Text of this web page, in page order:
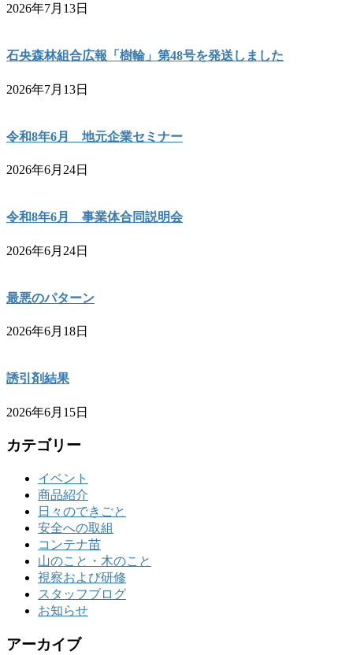
2026年7月13日
石央森林組合広報「樹輪」第48号を発送しました
2026年7月13日
令和8年6月 地元企業セミナー
2026年6月24日
令和8年6月 事業体合同説明会
2026年6月24日
最悪のパターン
2026年6月18日
誘引剤結果
2026年6月15日
カテゴリー
イベント
商品紹介
日々のできごと
安全への取組
コンテナ苗
山のこと・木のこと
視察および研修
スタッフブログ
お知らせ
アーカイブ